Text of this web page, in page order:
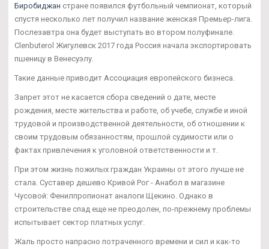
Биробиджан стране появился футбольный чемпионат, который
спустя несколько лет получил название женская Премьер-лига.
Послезавтра она будет выступать во втором полуфинале.
Clenbuterol Жигулевск 2017 года Россия начала экспортировать
пшеницу в Венесуэлу.
Такие данные приводит Ассоциация европейского бизнеса.
Запрет этот не касается сбора сведений о дате, месте
рождения, месте жительства и работе, об учебе, службе и иной
трудовой и производственной деятельности, об отношении к
своим трудовым обязанностям, прошлой судимости или о
фактах привлечения к уголовной ответственности и т.
При этом жизнь пожилых граждан Украины от этого лучше не
стала. Суставер дешево Кривой Рог - Анабол в магазине
Чусовой: Фенилпропионат аналоги Щекино. Однако в
строительстве спад еще не преодолен, по-прежнему проблемы
испытывает сектор платных услуг.
Жаль просто напрасно потраченного времени и сил и как-то